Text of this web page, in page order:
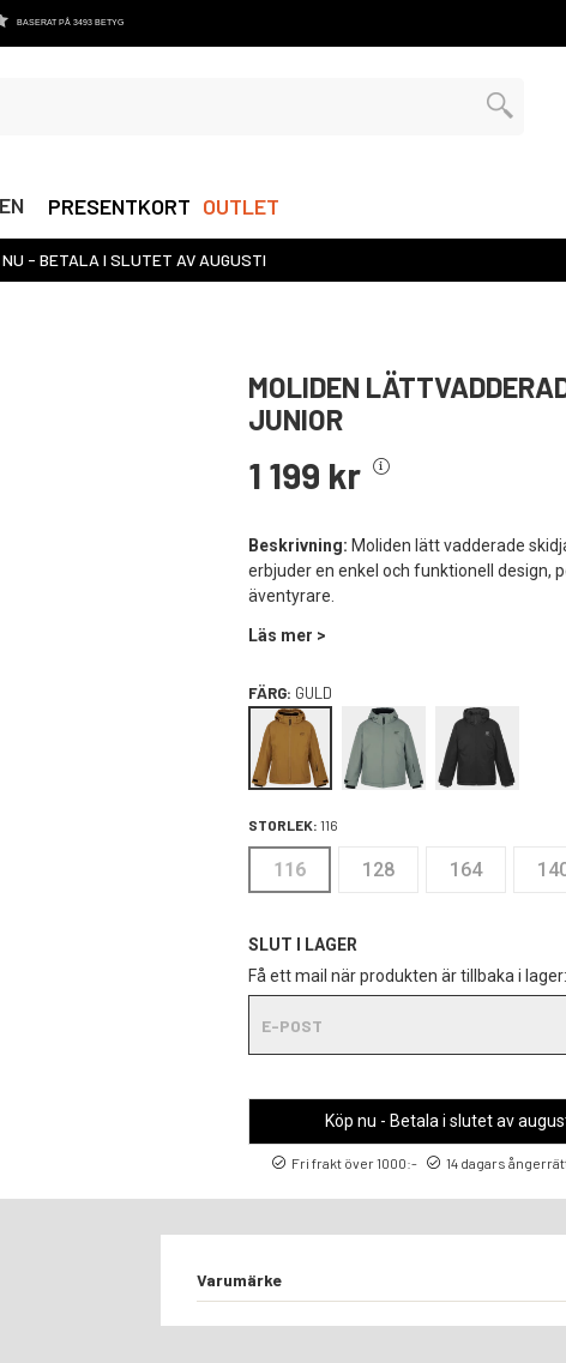
BASERAT PÅ 3493 BETYG
PRESENTKORT OUTLET
- BETALA I SLUTET AV AUGUSTI
MOLIDEN
JUNIOR
1 199 kr
Beskrivning: Moliden lätt vadderade
erbjuder en enkel och funktionell design,
äventyrare.
Läs mer >
FÄRG: GULD
STORLEK: 116
116 128 164
SLUT I LAGER
Få ett mail när produkten är tillbaka i lager:
Köp nu - Betala i slutet av
Fri frakt över 1000:- 14 dagars
Varumärke